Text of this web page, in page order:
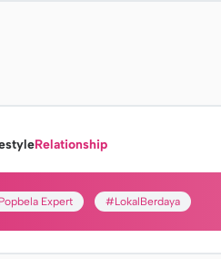
Relationship
Popbela Expert #LokalBerdaya